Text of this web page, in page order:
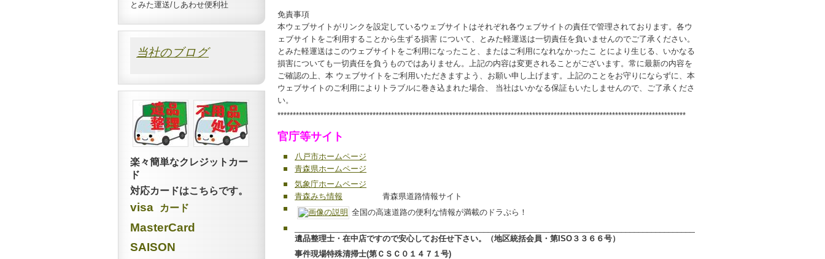
免責事項
本ウェブサイトがリンクを設定しているウェブサイトはそれぞれ各ウェブサイトの責任で管理されております。各ウ
ェブサイトをご利用することから生ずる損害 について、とみた軽運送は一切責任を負いませんのでご了承ください。
とみた軽運送はこのウェブサイトをご利用になったこと、またはご利用になれなかったこ とにより生じる、いかなる
損害についても一切責任を負うものではありません。上記の内容は変更されることがございます。常に最新の内容を
ご確認の上、本 ウェブサイトをご利用いただきますよう、お願い申し上げます。上記のことをお守りにならずに、本
ウェブサイトのご利用によりトラブルに巻き込まれた場合、 当社はいかなる保証もいたしませんので、ご了承くださ
い。
*************************************************************************************************************************************
官庁等サイト
八戸市ホームページ
青森県ホームページ
気象庁ホームページ
青森みち情報 青森県道路情報サイト
全国の高速道路の便利な情報が満載のドラぷら！
遺品整理士・在中店ですので安心してお任せ下さい。（地区統括会員・第ISO３３６６号）
事件現場特殊清掃士(第ＣＳＣ０１４７１号)
とみた運送/しあわせ便利社
当社のブログ
楽々簡単なクレジットカー
ド
対応カードはこちらです。
visa カード
MasterCard
SAISON